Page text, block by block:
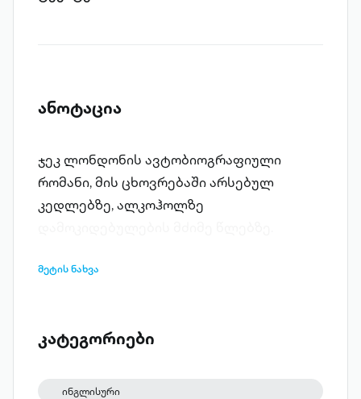
ანოტაცია
ჯეკ ლონდონის ავტობიოგრაფიული
რომანი, მის ცხოვრებაში არსებულ
კედლებზე, ალკოჰოლზე
მეტის ნახვა
კატეგორიები
ინგლისური